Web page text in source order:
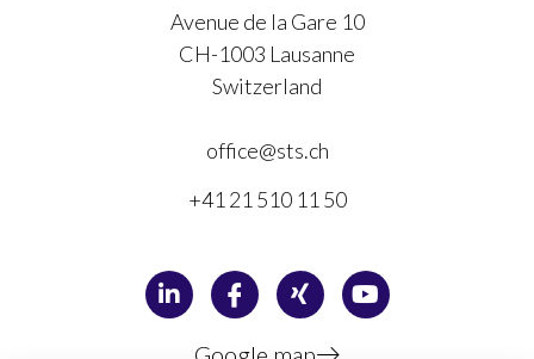
Avenue de la Gare 10
CH-1003 Lausanne
Switzerland
office@sts.ch
+41 21 510 11 50